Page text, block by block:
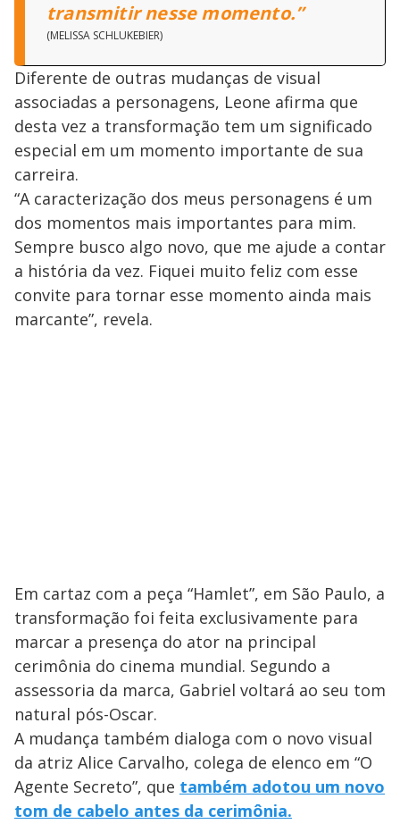
transmitir nesse momento.”
(MELISSA SCHLUKEBIER)
Diferente de outras mudanças de visual
associadas a personagens, Leone afirma que
desta vez a transformação tem um significado
especial em um momento importante de sua
carreira.
“A caracterização dos meus personagens é um
dos momentos mais importantes para mim.
Sempre busco algo novo, que me ajude a contar
a história da vez. Fiquei muito feliz com esse
convite para tornar esse momento ainda mais
marcante”, revela.
Em cartaz com a peça “Hamlet”, em São Paulo, a
transformação foi feita exclusivamente para
marcar a presença do ator na principal
cerimônia do cinema mundial. Segundo a
assessoria da marca, Gabriel voltará ao seu tom
natural pós-Oscar.
A mudança também dialoga com o novo visual
da atriz Alice Carvalho, colega de elenco em “O
Agente Secreto”, que também adotou um novo
tom de cabelo antes da cerimônia.